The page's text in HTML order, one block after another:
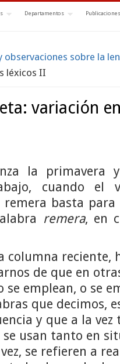
Departamentos Publicaciones
observaciones sobre la
léxicos II
variación
la primavera
cuando el
remera basta
remera, en
columna reciente,
de que en
se emplean, o se
que decimos,
y que a la
se usan tanto en
se refieren a